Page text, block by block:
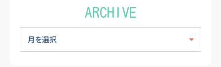
ARCHIVE